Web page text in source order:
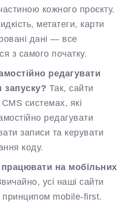
кожного проєкту.
метатеги, карти
дані — все
з самого початку.
редагувати
запуску? Так, сайти
системах, які
редагувати
записи та керувати
коду.
на мобільних
усі наші сайти
принципом mobile-first.